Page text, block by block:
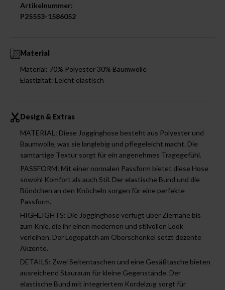
Artikelnummer:
P25553-1586052
Material
Material: 70% Polyester 30% Baumwolle
Elastizität: Leicht elastisch
Design & Extras
MATERIAL: Diese Jogginghose besteht aus Polyester und
Baumwolle, was sie langlebig und pflegeleicht macht. Die
samtartige Textur sorgt für ein angenehmes Tragegefühl.
PASSFORM: Mit einer normalen Passform bietet diese Hose
sowohl Komfort als auch Stil. Der elastische Bund und die
Bündchen an den Knöcheln sorgen für eine perfekte
Passform.
HIGHLIGHTS: Die Jogginghose verfügt über Ziernähe bis
zum Knie, die ihr einen modernen und stilvollen Look
verleihen. Der Logopatch am Oberschenkel setzt dezente
Akzente.
DETAILS: Zwei Seitentaschen und eine Gesäßtasche bieten
ausreichend Stauraum für kleine Gegenstände. Der
elastische Bund mit integriertem Kordelzug sorgt für